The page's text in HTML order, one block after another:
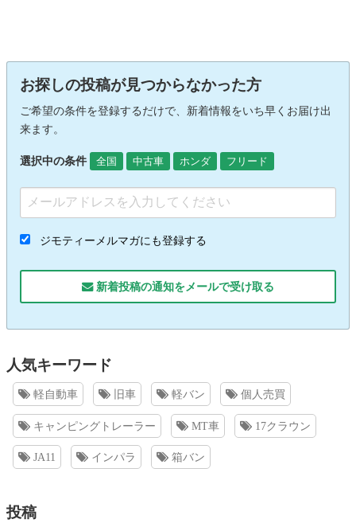
お探しの投稿が見つからなかった方
ご希望の条件を登録するだけで、新着情報をいち早くお届け出
来ます。
選択中の条件 全国 中古車 ホンダ フリード
ジモティーメルマガにも登録する
新着投稿の通知をメールで受け取る
人気キーワード
軽自動車 旧車 軽バン 個人売買
キャンピングトレーラー MT車 17クラウン
JA11 インパラ 箱バン
投稿